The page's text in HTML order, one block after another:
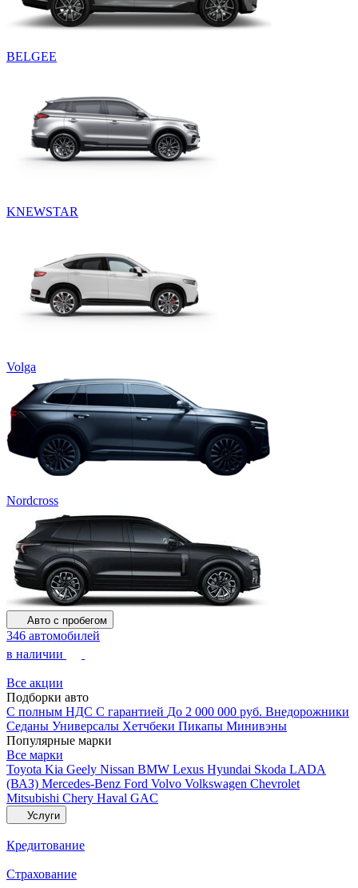
BELGEE
KNEWSTAR
Volga
Nordcross
Авто с пробегом
346 автомобилей
в наличии
Все акции
Подборки авто
С полным НДС С гарантией До 2 000 000 руб. Внедорожники
Седаны Универсалы Хетчбеки Пикапы Минивэны
Популярные марки
Все марки
Toyota Kia Geely Nissan BMW Lexus Hyundai Skoda LADA
(ВАЗ) Mercedes-Benz Ford Volvo Volkswagen Chevrolet
Mitsubishi Chery Haval GAC
Услуги
Кредитование
Страхование